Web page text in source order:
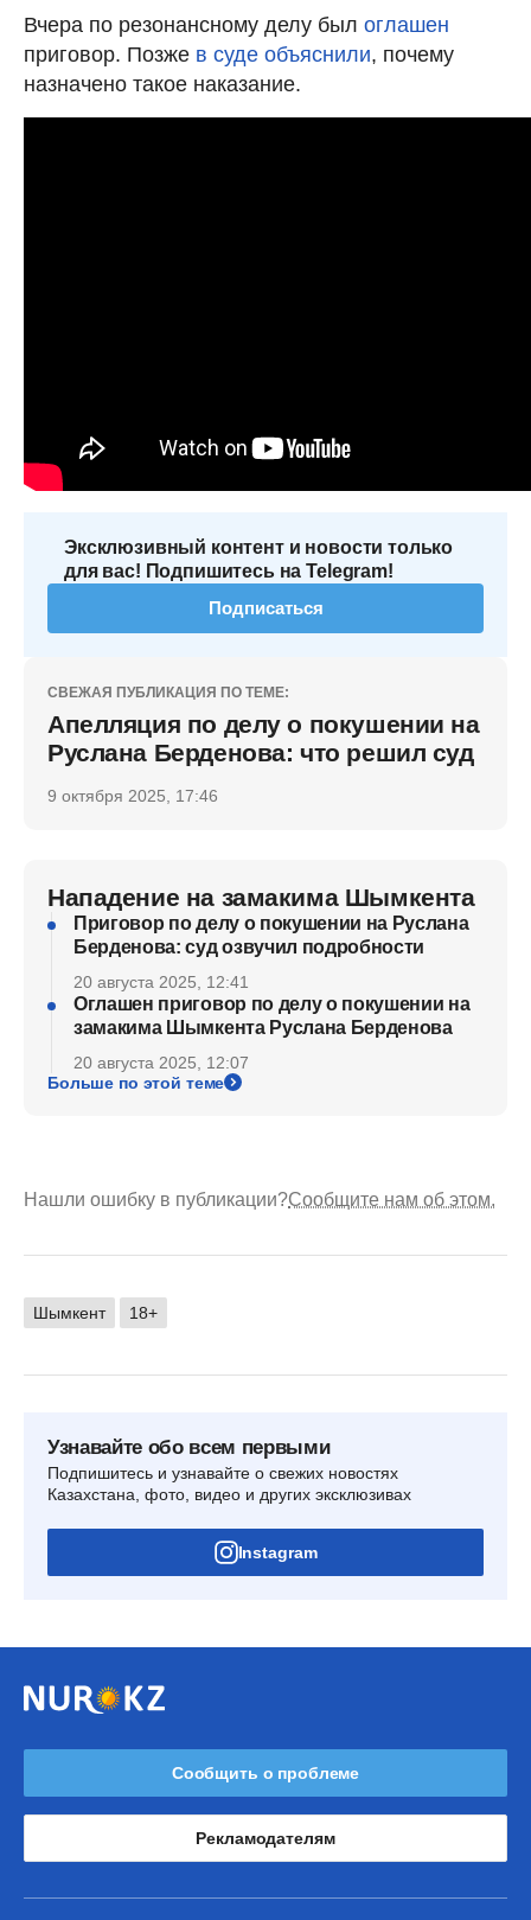
Вчера по резонансному делу был оглашен
приговор. Позже в суде объяснили, почему
назначено такое наказание.
Эксклюзивный контент и новости только
для вас! Подпишитесь на Telegram!
Подписаться
СВЕЖАЯ ПУБЛИКАЦИЯ ПО ТЕМЕ:
Апелляция по делу о покушении на
Руслана Берденова: что решил суд
9 октября 2025, 17:46
Нападение на замакима Шымкента
Приговор по делу о покушении на Руслана
Берденова: суд озвучил подробности
20 августа 2025, 12:41
Оглашен приговор по делу о покушении на
замакима Шымкента Руслана Берденова
20 августа 2025, 12:07
Больше по этой теме
Нашли ошибку в публикации?Сообщите нам об этом.
Шымкент 18+
Узнавайте обо всем первыми
Подпишитесь и узнавайте о свежих новостях
Казахстана, фото, видео и других эксклюзивах
Instagram
Сообщить о проблеме
Рекламодателям